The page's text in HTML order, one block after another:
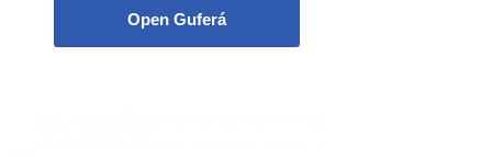
Open Guferá